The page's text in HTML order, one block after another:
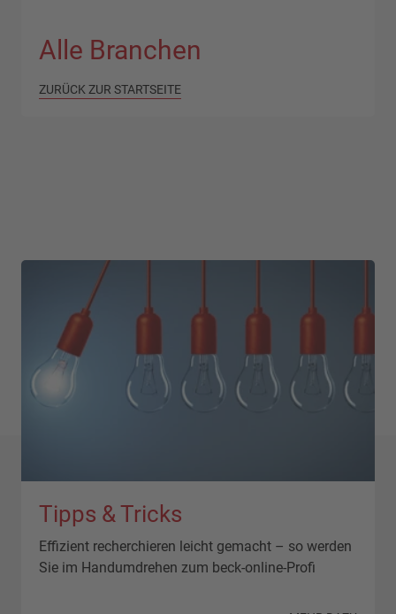
Alle Branchen
ZURÜCK ZUR STARTSEITE
Tipps & Tricks
Effizient recherchieren leicht gemacht – so werden
Sie im Handumdrehen zum beck-online-Profi